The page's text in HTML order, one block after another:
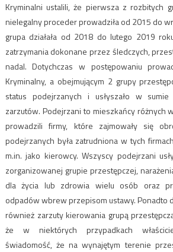
Kryminalni ustalili, że pierwsza z rozbitych
nielegalny proceder prowadziła od 2015 do
grupa działała od 2018 do lutego 2019
zatrzymania dokonane przez śledczych,
nadal. Dotychczas w postępowaniu
Kryminalny, a obejmującym 2 grupy
status podejrzanych i usłyszało w
zarzutów. Podejrzani to mieszkańcy różnych
prowadzili firmy, które zajmowały się
podejrzanych była zatrudniona w tych
m.in. jako kierowcy. Wszyscy podejrzani
zorganizowanej grupie przestępczej,
dla życia lub zdrowia wielu osób oraz
odpadów wbrew przepisom ustawy. Ponadto
również zarzuty kierowania grupą
że w niektórych przypadkach
świadomość, że na wynajętym terenie